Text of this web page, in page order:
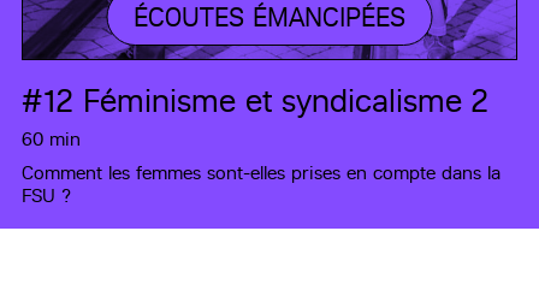
ÉCOUTES ÉMANCIPÉES
#12 Féminisme et syndicalisme 2
60 min
Comment les femmes sont-elles prises en compte dans la
FSU ?